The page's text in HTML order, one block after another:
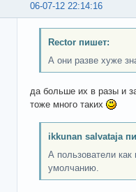
06-07-12 22:14:16
Rector пишет:
А они разве хуже
да больше их в разы и
тоже много таких
ikkunan salvataja
А пользователи как
умолчанию.